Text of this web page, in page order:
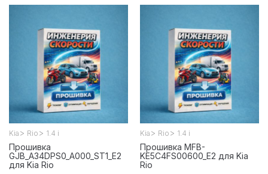
Kia > Rio > 1.4 i
Прошивка
GJB_A34DPS0_A000_ST1_E2
для Kia Rio
Kia > Rio > 1.4 i
Прошивка MFB-
KE5C4FS00600_E2 для Kia
Rio